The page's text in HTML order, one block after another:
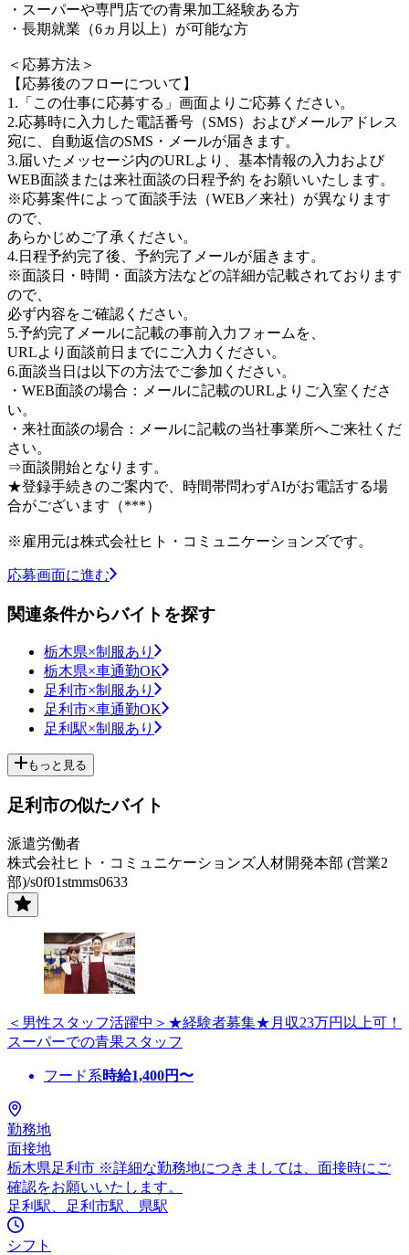
・スーパーや専門店での青果加工経験ある方
・長期就業（6ヵ月以上）が可能な方
＜応募方法＞
【応募後のフローについて】
1.「この仕事に応募する」画面よりご応募ください。
2.応募時に入力した電話番号（SMS）およびメールアドレス
宛に、自動返信のSMS・メールが届きます。
3.届いたメッセージ内のURLより、基本情報の入力および
WEB面談または来社面談の日程予約 をお願いいたします。
※応募案件によって面談手法（WEB／来社）が異なります
ので、
あらかじめご了承ください。
4.日程予約完了後、予約完了メールが届きます。
※面談日・時間・面談方法などの詳細が記載されております
ので、
必ず内容をご確認ください。
5.予約完了メールに記載の事前入力フォームを、
URLより面談前日までにご入力ください。
6.面談当日は以下の方法でご参加ください。
・WEB面談の場合：メールに記載のURLよりご入室くださ
い。
・来社面談の場合：メールに記載の当社事業所へご来社くだ
さい。
⇒面談開始となります。
★登録手続きのご案内で、時間帯問わずAIがお電話する場
合がございます（***）
※雇用元は株式会社ヒト・コミュニケーションズです。
応募画面に進む
関連条件からバイトを探す
栃木県×制服あり
栃木県×車通勤OK
足利市×制服あり
足利市×車通勤OK
足利駅×制服あり
もっと見る
足利市の似たバイト
派遣労働者
株式会社ヒト・コミュニケーションズ人材開発本部 (営業2
部)/s0f01stmms0633
＜男性スタッフ活躍中＞★経験者募集★月収23万円以上可！
スーパーでの青果スタッフ
フード系時給1,400円〜
勤務地
面接地
栃木県足利市 ※詳細な勤務地につきましては、面接時にご
確認をお願いいたします。
足利駅、足利市駅、県駅
シフト